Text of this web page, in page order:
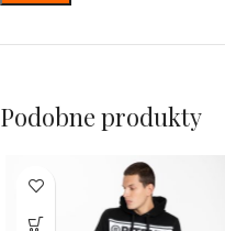
Podobne produkty